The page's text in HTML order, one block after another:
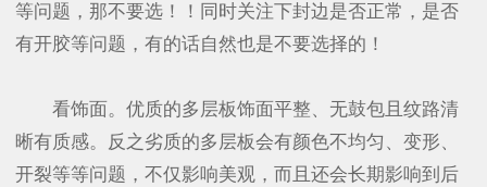
等问题，那不要选！！同时关注下封边是否正常，是否
有开胶等问题，有的话自然也是不要选择的！
看饰面。优质的多层板饰面平整、无鼓包且纹路清
晰有质感。反之劣质的多层板会有颜色不均匀、变形、
开裂等等问题，不仅影响美观，而且还会长期影响到后